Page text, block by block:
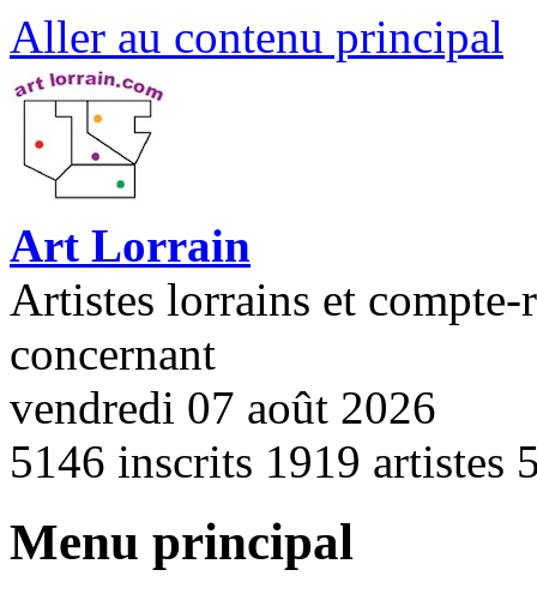
Aller au contenu principal
Art Lorrain
Artistes lorrains et compte-
concernant
vendredi 07 août 2026
5146 inscrits 1919 artistes
Menu principal